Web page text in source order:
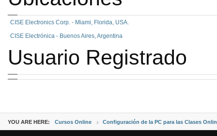
CISE Electronics Corp. - Miami, Florida, USA.
CISE Electrónica - Buenos Aires, Argentina
Usuario Registrado
YOU ARE HERE: Cursos Online Configuración de la PC para las Clases